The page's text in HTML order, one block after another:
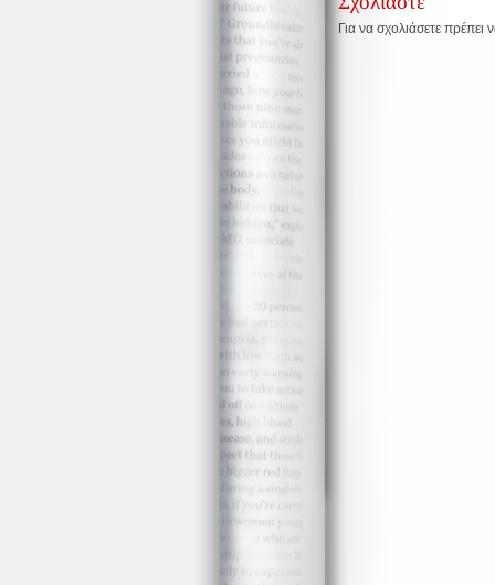
Για να σχολιάσετε πρέπει